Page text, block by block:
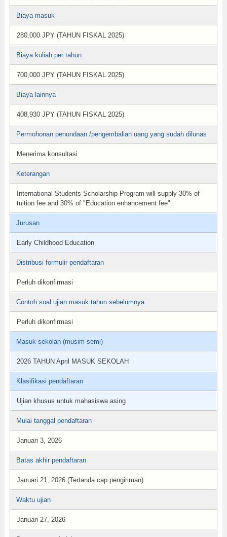
Biaya masuk
280,000 JPY (TAHUN FISKAL 2025)
Biaya kuliah per tahun
700,000 JPY (TAHUN FISKAL 2025)
Biaya lainnya
408,930 JPY (TAHUN FISKAL 2025)
Permohonan penundaan /pengembalian uang yang sudah dilunas
Menerima konsultasi
Keterangan
International Students Scholarship Program will supply 30% of
tuition fee and 30% of "Education enhancement fee".
Jurusan
Early Childhood Education
Distribusi formulir pendaftaran
Perluh dikonfirmasi
Contoh soal ujian masuk tahun sebelumnya
Perluh dikonfirmasi
Masuk sekolah (musim semi)
2026 TAHUN April MASUK SEKOLAH
Klasifikasi pendaftaran
Ujian khusus untuk mahasiswa asing
Mulai tanggal pendaftaran
Januari 3, 2026
Batas akhir pendaftaran
Januari 21, 2026 (Tertanda cap pengiriman)
Waktu ujian
Januari 27, 2026